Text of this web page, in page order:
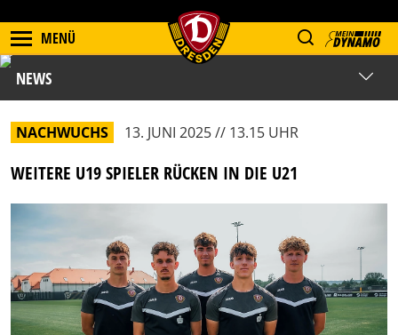
MENÜ
NEWS
NACHWUCHS 13. JUNI 2025 // 13.15 UHR
WEITERE U19 SPIELER RÜCKEN IN DIE U21